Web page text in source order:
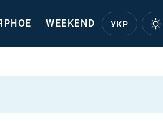
WEEKEND УКР